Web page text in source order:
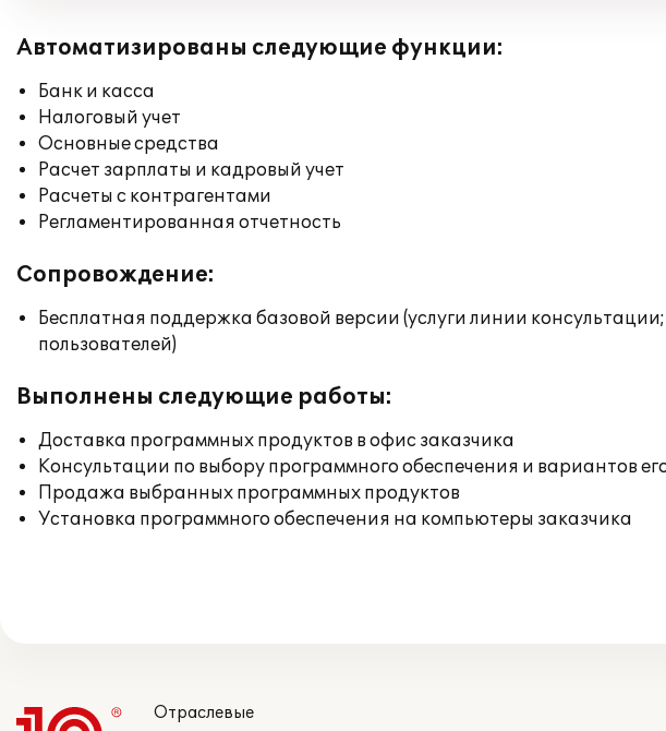
Автоматизированы следующие функции:
Банк и касса
Налоговый учет
Основные средства
Расчет зарплаты и кадровый учет
Расчеты с контрагентами
Регламентированная отчетность
Сопровождение:
Бесплатная поддержка базовой версии (услуги линии
пользователей)
Выполнены следующие работы:
Доставка программных продуктов в офис заказчика
Консультации по выбору программного обеспечения и вариантов
Продажа выбранных программных продуктов
Установка программного обеспечения на компьютеры заказчика
Отраслевые